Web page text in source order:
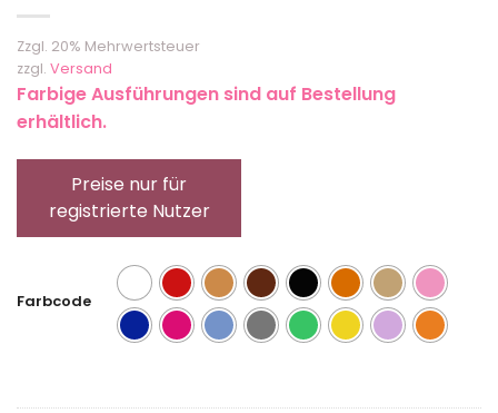
Zzgl. 20% Mehrwertsteuer
zzgl. Versand
Farbige Ausführungen sind auf Bestellung
erhältlich.
Preise nur für
registrierte Nutzer
Farbcode